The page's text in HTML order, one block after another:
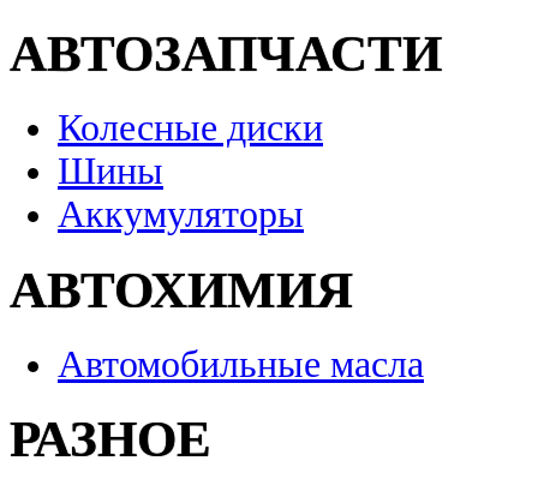
АВТОЗАПЧАСТИ
Колесные диски
Шины
Аккумуляторы
АВТОХИМИЯ
Автомобильные масла
РАЗНОЕ